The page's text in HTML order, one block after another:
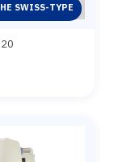
SWISS-TYPE